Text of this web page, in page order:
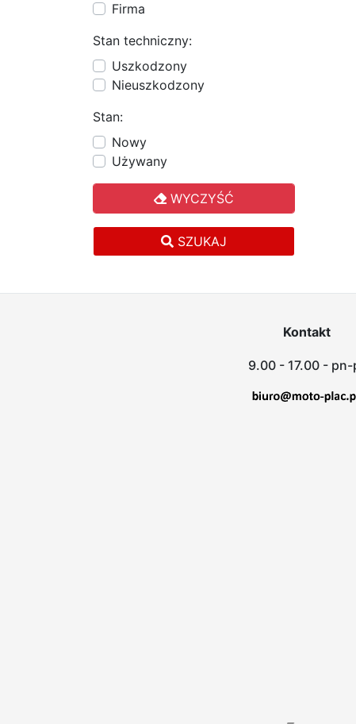
Firma
Stan techniczny:
Uszkodzony
Nieuszkodzony
Stan:
Nowy
Używany
WYCZYŚĆ
SZUKAJ
Kontakt
9.00 - 17.00 -